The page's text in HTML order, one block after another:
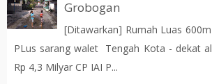
Grobogan
[Ditawarkan] Rumah Luas
PLus sarang walet Tengah Kota - dekat
Rp 4,3 Milyar CP IAI P...